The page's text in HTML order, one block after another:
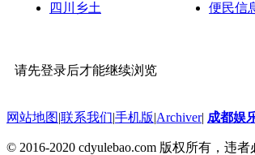
四川乡土
便民信
请先登录后才能继续浏览
网站地图|联系我们|手机版|Archiver| 成都娱
© 2016-2020 cdyulebao.com 版权所有，违者